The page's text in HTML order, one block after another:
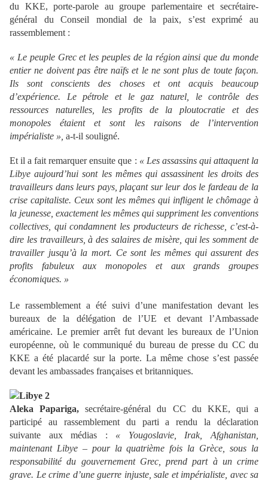
du KKE, porte-parole au groupe parlementaire et secrétaire-
général du Conseil mondial de la paix, s’est exprimé au
rassemblement :
« Le peuple Grec et les peuples de la région ainsi que du monde
entier ne doivent pas être naïfs et le ne sont plus de toute façon.
Ils sont conscients des choses et ont acquis beaucoup
d’expérience. Le pétrole et le gaz naturel, le contrôle des
ressources naturelles, les profits de la ploutocratie et des
monopoles étaient et sont les raisons de l’intervention
impérialiste », a-t-il souligné.
Et il a fait remarquer ensuite que : « Les assassins qui attaquent la
Libye aujourd’hui sont les mêmes qui assassinent les droits des
travailleurs dans leurs pays, plaçant sur leur dos le fardeau de la
crise capitaliste. Ceux sont les mêmes qui infligent le chômage à
la jeunesse, exactement les mêmes qui suppriment les conventions
collectives, qui condamnent les producteurs de richesse, c’est-à-
dire les travailleurs, à des salaires de misère, qui les somment de
travailler jusqu’à la mort. Ce sont les mêmes qui assurent des
profits fabuleux aux monopoles et aux grands groupes
économiques. »
Le rassemblement a été suivi d’une manifestation devant les
bureaux de la délégation de l’UE et devant l’Ambassade
américaine. Le premier arrêt fut devant les bureaux de l’Union
européenne, où le communiqué du bureau de presse du CC du
KKE a été placardé sur la porte. La même chose s’est passée
devant les ambassades françaises et britanniques.
Aleka Papariga, secrétaire-général du CC du KKE, qui a
participé au rassemblement du parti a rendu la déclaration
suivante aux médias : « Yougoslavie, Irak, Afghanistan,
maintenant Libye – pour la quatrième fois la Grèce, sous la
responsabilité du gouvernement Grec, prend part à un crime
grave. Le crime d’une guerre injuste, sale et impérialiste, avec sa